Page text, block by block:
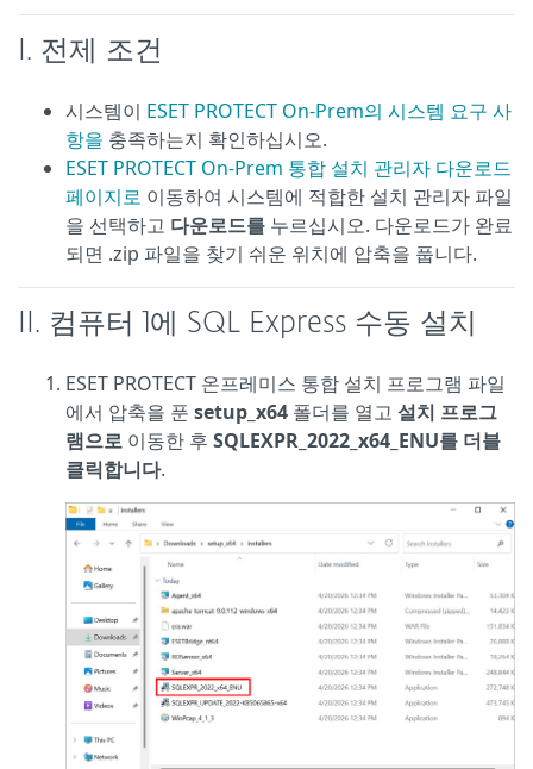
I. 전제 조건
시스템이 ESET PROTECT On-Prem의 시스템 요구 사
항을 충족하는지 확인하십시오.
ESET PROTECT On-Prem 통합 설치 관리자 다운로드
페이지로 이동하여 시스템에 적합한 설치 관리자 파일
을 선택하고 다운로드를 누르십시오. 다운로드가 완료
되면 .zip 파일을 찾기 쉬운 위치에 압축을 풉니다.
II. 컴퓨터 1에 SQL Express 수동 설치
ESET PROTECT 온프레미스 통합 설치 프로그램 파일
에서 압축을 푼 setup_x64 폴더를 열고 설치 프로그
램으로 이동한 후 SQLEXPR_2022_x64_ENU를 더블
클릭합니다.